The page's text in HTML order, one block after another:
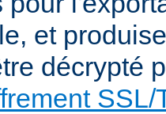
et
décrypté
SSL/